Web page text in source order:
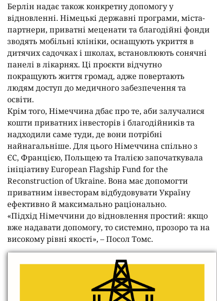
Берлін надає також конкретну допомогу у
відновленні. Німецькі державні програми, міста-
партнери, приватні меценати та благодійні фонди
зводять мобільні клініки, оснащують укриття в
дитячих садочках і школах, встановлюють сонячні
панелі в лікарнях. Ці проєкти відчутно
покращують життя громад, адже повертають
людям доступ до медичного забезпечення та
освіти.
Крім того, Німеччина дбає про те, аби залучалися
кошти приватних інвесторів і благодійників та
надходили саме туди, де вони потрібні
найнагальніше. Для цього Німеччина спільно з
ЄС, Францією, Польщею та Італією започаткувала
ініціативу European Flagship Fund for the
Reconstruction of Ukraine. Вона має допомогти
приватним інвесторам відбудовувати Україну
ефективно й максимально раціонально.
«Підхід Німеччини до відновлення простий: якщо
вже надавати допомогу, то системно, прозоро та на
високому рівні якості», – Посол Томс.